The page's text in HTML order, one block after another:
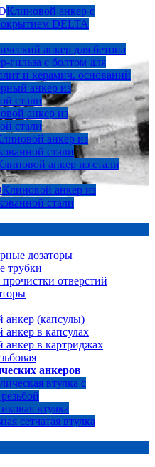
Клиновой анкер с
DELTA
анкер для бетона
гильза с болтом для
и керамич. оснований
анкер из
стали
анкер из
стали
анкер из
стали
анкер из стали
Клиновой анкер из
стали
дозаторы
трубки
отверстий
анкер (капсулы)
в капсулах
анкер в картриджах
анкеров
втулка с
втулка
сетчатая втулка